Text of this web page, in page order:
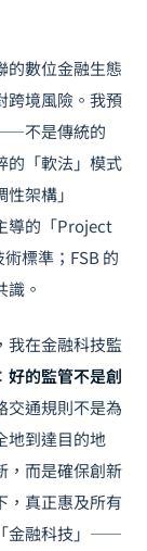
的數位金融生態
跨境風險。我預
不是傳統的
的「軟法」模式
架構」
導的「Project
標準；FSB 的
。
我在金融科技監
好的監管不是創
交通規則不是為
地到達目的地
而是確保創新
，真正惠及所有
金融科技」——